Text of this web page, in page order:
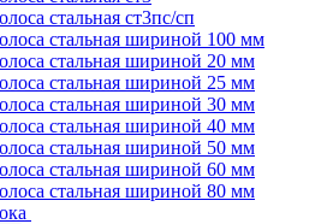
стальная ст3пс/сп
стальная шириной 100 мм
стальная шириной 20 мм
стальная шириной 25 мм
стальная шириной 30 мм
стальная шириной 40 мм
стальная шириной 50 мм
стальная шириной 60 мм
стальная шириной 80 мм